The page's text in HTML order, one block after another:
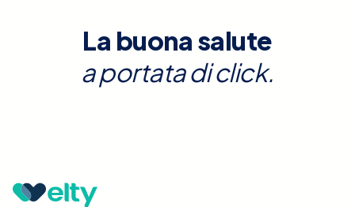
La buona salute
a portata di click.